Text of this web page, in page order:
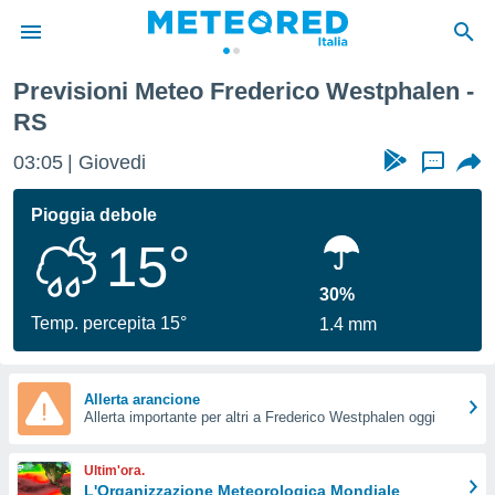
di
per
le
di
Web
le
Previsioni Meteo Frederico Westphalen -
RS
03:05 Giovedi ...
Pioggia debole
15°
Temp. percepita 15°
30%
1.4 mm
Allerta arancione
Allerta importante per altri a Frederico Westphalen oggi
Ultim'ora.
L'Organizzazione Meteorologica Mondiale